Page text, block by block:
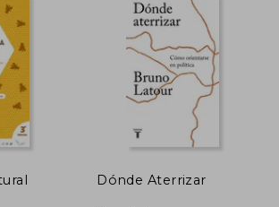
Dónde Aterrizar